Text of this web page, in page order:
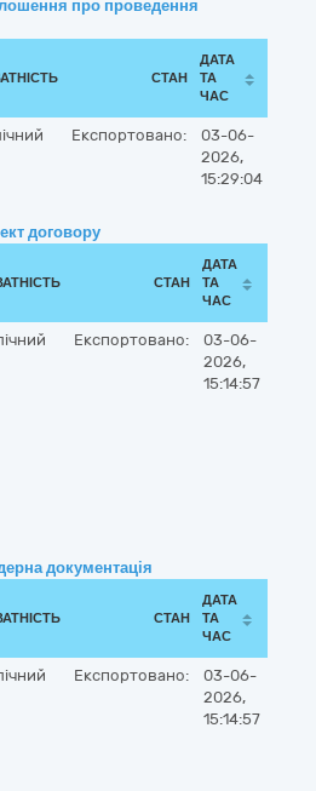
про проведення
СТАН
ДАТА
ТА
ЧАС
Експортовано:
03-06-
2026,
15:29:04
договору
СТАН
ДАТА
ТА
ЧАС
Експортовано:
03-06-
2026,
15:14:57
документація
СТАН
ДАТА
ТА
ЧАС
Експортовано:
03-06-
2026,
15:14:57